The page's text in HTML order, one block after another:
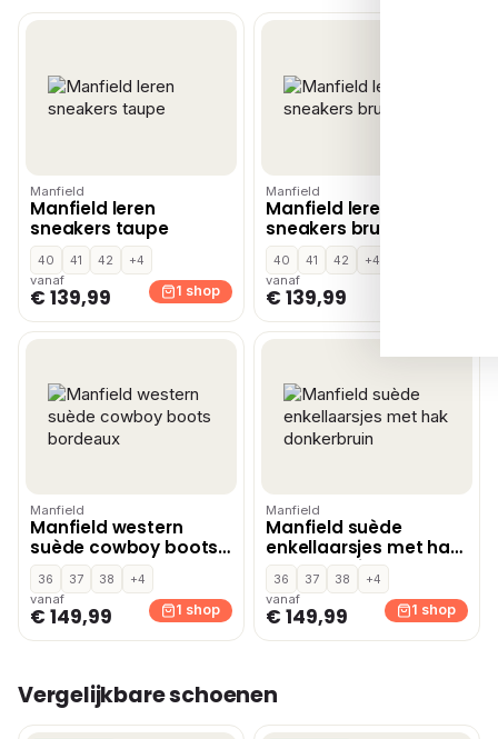
Manfield
Manfield leren
sneakers taupe
40 41 42
+4
vanaf
€ 139,99 1 shop
Manfield
Manfield leren
sneakers bruin
40 41 42
+4
vanaf
€ 139,99
Manfield
Manfield western
suède cowboy boots
bordeaux
36 37 38
+4
vanaf
€ 149,99 1 shop
Manfield
Manfield suède
enkellaarsjes met hak
donkerbruin
36 37 38
+4
vanaf
€ 149,99 1 shop
Vergelijkbare schoenen